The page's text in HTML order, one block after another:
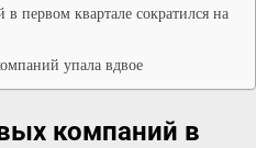
первом квартале сократился на
упала вдвое
компаний в